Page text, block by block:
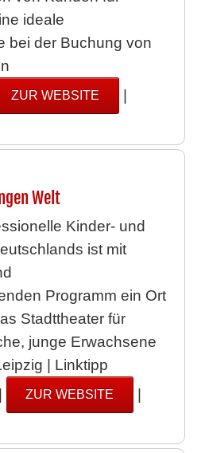
ideale
bei der Buchung von
ZUR WEBSITE |
Welt
Kinder- und
ist mit
Programm ein Ort
Stadttheater für
junge Erwachsene
| Linktipp
| ZUR WEBSITE |